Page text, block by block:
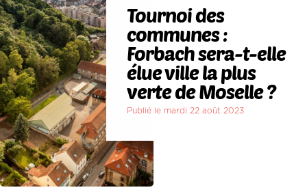
Tournoi des
communes :
Forbach sera-t-elle
élue ville la plus
verte de Moselle ?
Publié le mardi 22 août 2023